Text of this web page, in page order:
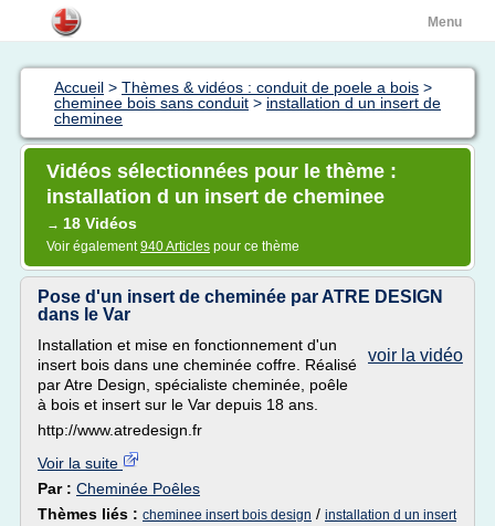
Menu
Accueil > Thèmes & vidéos : conduit de poele a bois >
cheminee bois sans conduit > installation d un insert de
cheminee
Vidéos sélectionnées pour le thème :
installation d un insert de cheminee
→ 18 Vidéos
Voir également940 Articles pour ce thème
Pose d'un insert de cheminée par ATRE DESIGN
dans le Var
voir la vidéo
Installation et mise en fonctionnement d'un
insert bois dans une cheminée coffre. Réalisé
par Atre Design, spécialiste cheminée, poêle
à bois et insert sur le Var depuis 18 ans.
http://www.atredesign.fr
Voir la suite
Par : Cheminée Poêles
Thèmes liés : cheminee insert bois design / installation d un insert